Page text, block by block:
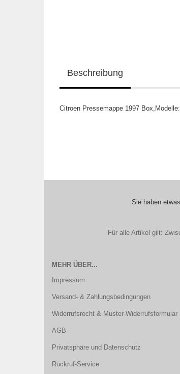
Beschreibung
Citroen Pressemappe 1997
Sie haben
Für alle Artikel gilt:
MEHR ÜBER...
Impressum
Versand- & Zahlungsbedingungen
Widerrufsrecht & Muster-Widerrufsformular
AGB
Privatsphäre und Datenschutz
Rückruf-Service